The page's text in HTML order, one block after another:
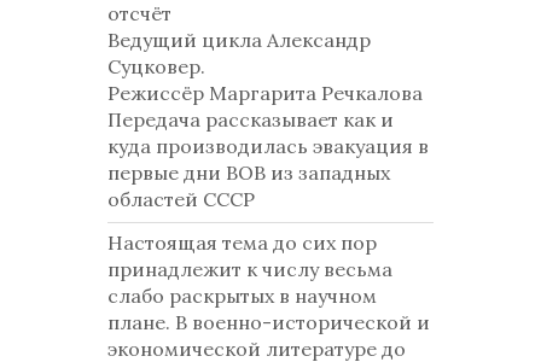
отсчёт
Ведущий цикла Александр
Суцковер.
Режиссёр Маргарита Речкалова
Передача рассказывает как и
куда производилась эвакуация в
первые дни ВОВ из западных
областей СССР
Настоящая тема до сих пор
принадлежит к числу весьма
слабо раскрытых в научном
плане. В военно-исторической и
экономической литературе до